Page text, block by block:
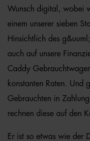
Wunsch digital, wobei
einem unserer sieben
Hinsichtlich des
auch auf unsere
Caddy
konstanten Raten. Und
Gebrauchten in
rechnen diese auf den
Er ist so etwas wie der